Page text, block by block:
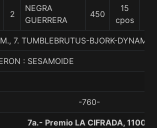
2
NEGRA
GUERRERA
450
15
cpos
7. TUMBLEBRUTUS-BJORK-DYNAMIX
: SESAMOIDE
-760-
7a.- Premio LA CIFRADA, 1100